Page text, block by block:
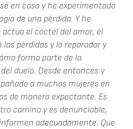
en casa y he experimentado
de una pérdida. Y he
el cóctel del amor, el
pérdidas y lo reparador y
forma parte de la
duelo. Desde entonces y
a muchas mujeres en
de manera expectante. Es
camino y es denunciable,
adecuadamente. Que